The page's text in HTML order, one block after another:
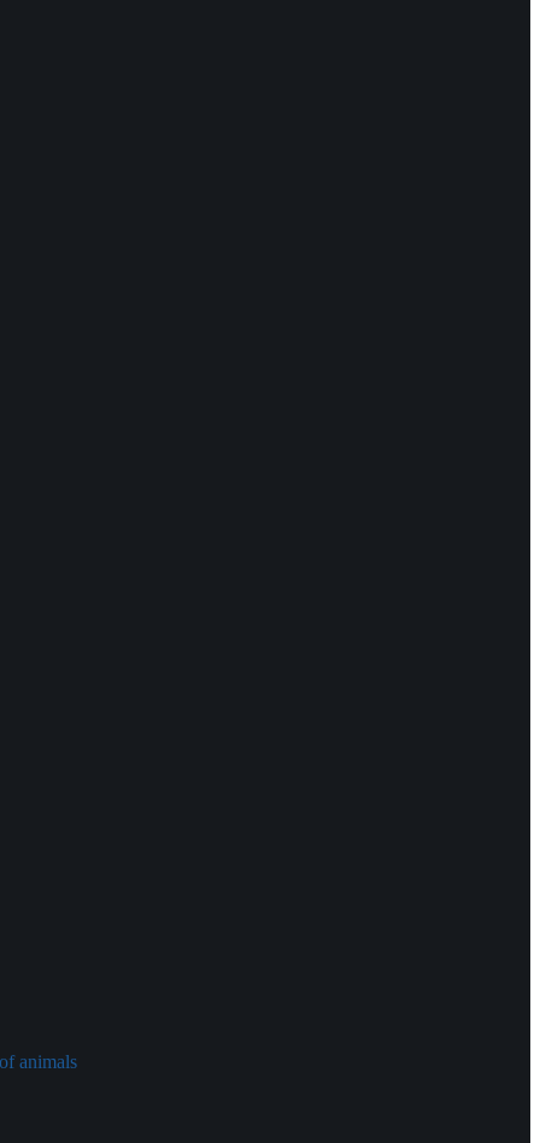
animals